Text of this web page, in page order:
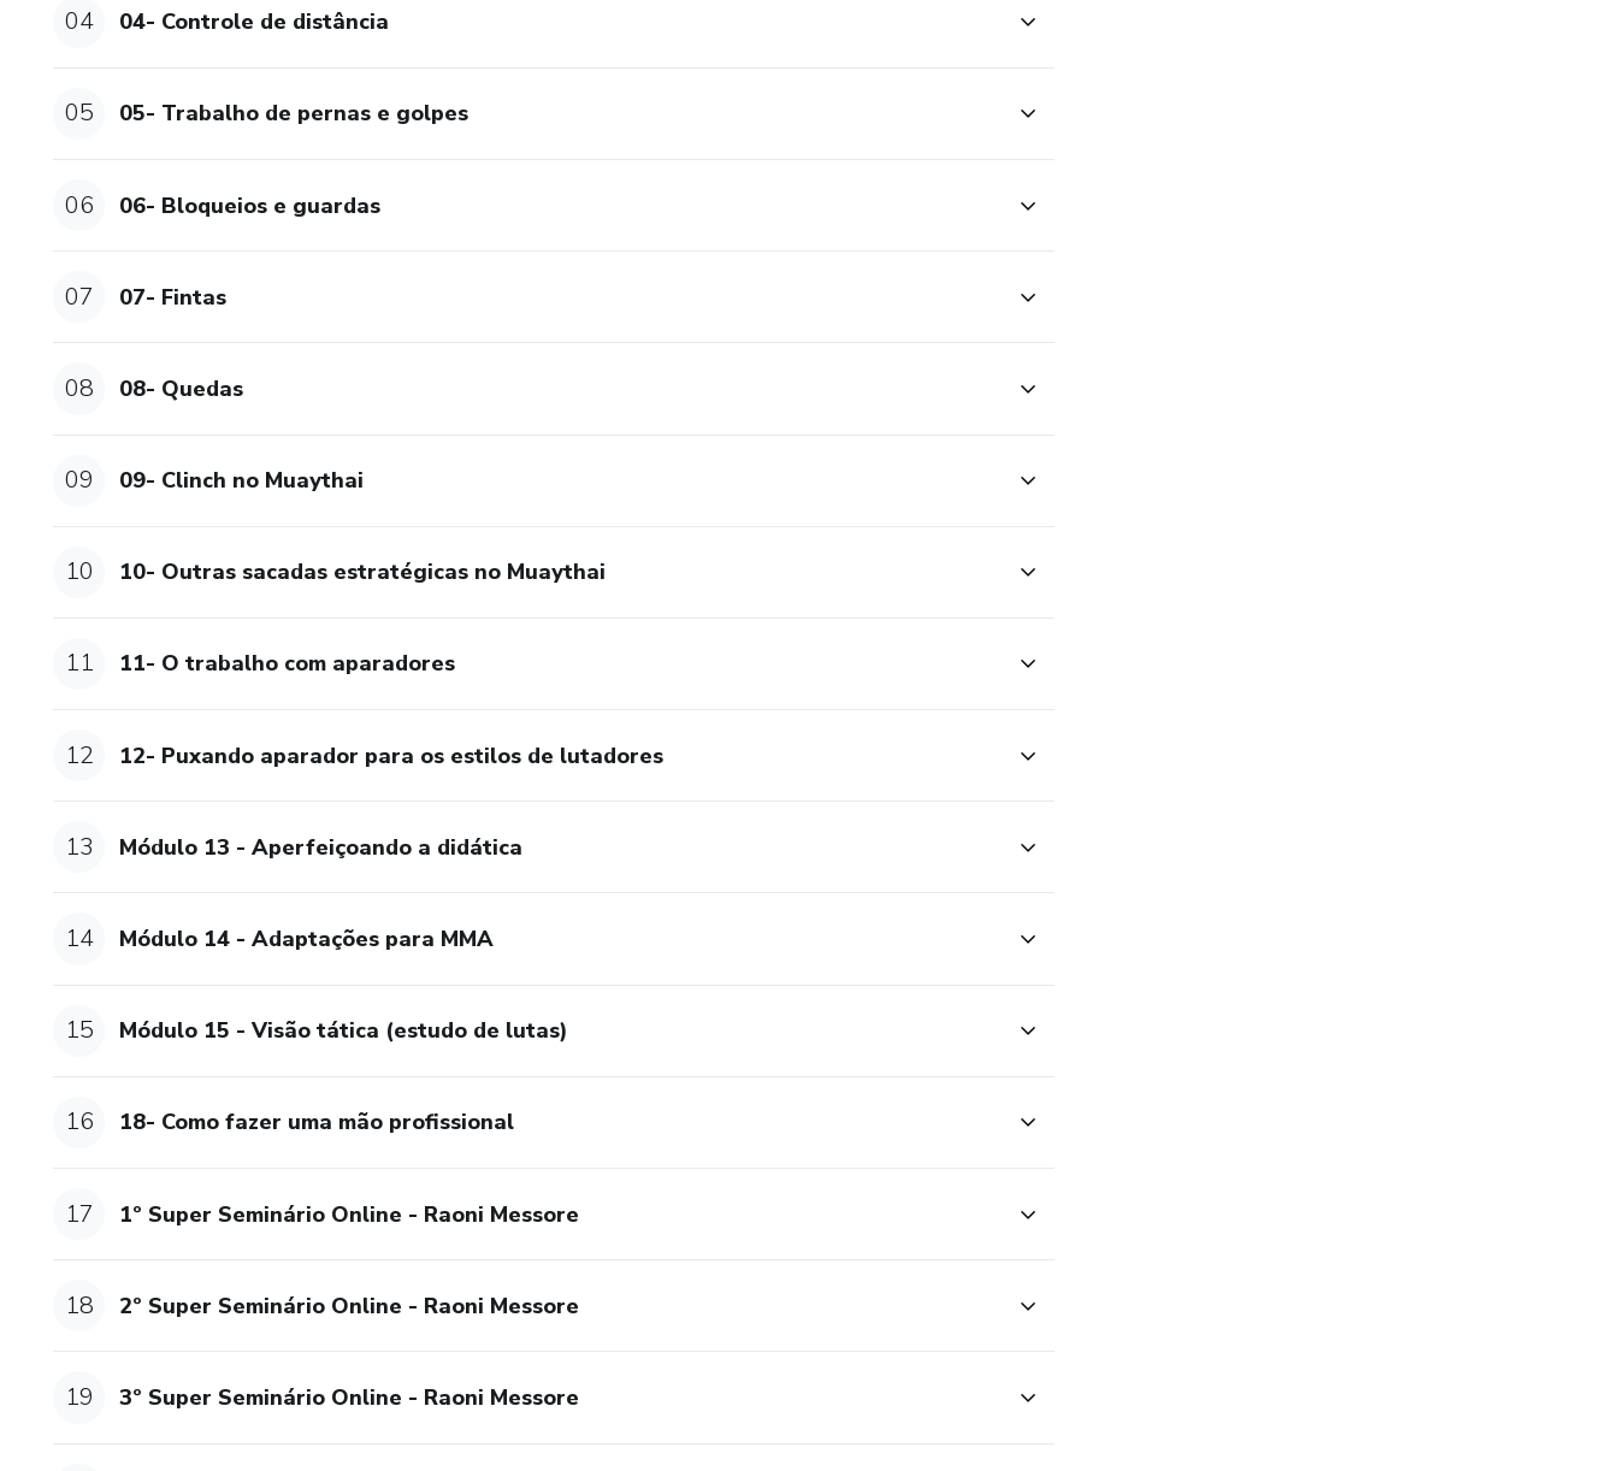
04 04- Controle de distância
05 05- Trabalho de pernas e golpes
06 06- Bloqueios e guardas
07 07- Fintas
08 08- Quedas
09 09- Clinch no Muaythai
10 10- Outras sacadas estratégicas no Muaythai
11 11- O trabalho com aparadores
12 12- Puxando aparador para os estilos de lutadores
13 Módulo 13 - Aperfeiçoando a didática
14 Módulo 14 - Adaptações para MMA
15 Módulo 15 - Visão tática (estudo de lutas)
16 18- Como fazer uma mão profissional
17 1º Super Seminário Online - Raoni Messore
18 2º Super Seminário Online - Raoni Messore
19 3º Super Seminário Online - Raoni Messore